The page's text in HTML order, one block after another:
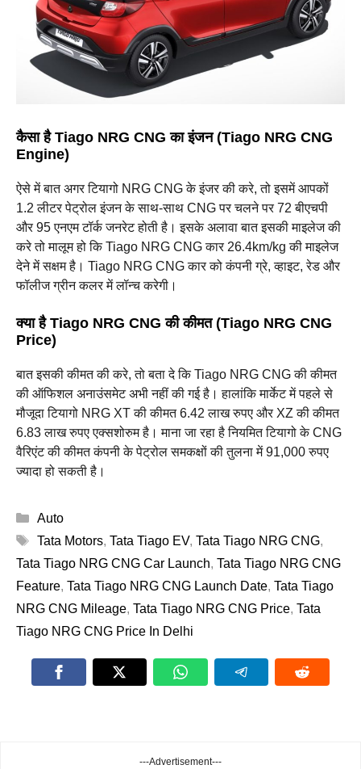
कैसा है Tiago NRG CNG का इंजन (Tiago NRG CNG
Engine)
ऐसे में बात अगर टियागो NRG CNG के इंजर की करे, तो इसमें आपकों
1.2 लीटर पेट्रोल इंजन के साथ-साथ CNG पर चलने पर 72 बीएचपी
और 95 एनएम टॉर्क जनरेट होती है। इसके अलावा बात इसकी माइलेज की
करे तो मालूम हो कि Tiago NRG CNG कार 26.4km/kg की माइलेज
देने में सक्षम है। Tiago NRG CNG कार को कंपनी ग्रे, व्हाइट, रेड और
फॉलीज ग्रीन कलर में लॉन्च करेगी।
क्या है Tiago NRG CNG की कीमत (Tiago NRG CNG
Price)
बात इसकी कीमत की करे, तो बता दे कि Tiago NRG CNG की कीमत
की ऑफिशल अनाउंसमेट अभी नहीं की गई है। हालांकि मार्केट में पहले से
मौजूदा टियागो NRG XT की कीमत 6.42 लाख रुपए और XZ की कीमत
6.83 लाख रुपए एक्सशोरुम है। माना जा रहा है नियमित टियागो के CNG
वैरिएंट की कीमत कंपनी के पेट्रोल समकक्षों की तुलना में 91,000 रुपए
ज्यादा हो सकती है।
Categories
Auto
Tags
Tata Motors, Tata Tiago EV, Tata Tiago NRG CNG,
Tata Tiago NRG CNG Car Launch, Tata Tiago NRG CNG
Feature, Tata Tiago NRG CNG Launch Date, Tata Tiago
NRG CNG Mileage, Tata Tiago NRG CNG Price, Tata
Tiago NRG CNG Price In Delhi
---Advertisement---